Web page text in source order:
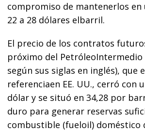
compromiso de mantenerlos en
22 a 28 dólares elbarril.
El precio de los contratos
próximo del PetróleoIntermedio
según sus siglas en inglés), que
referenciaen EE. UU., cerró con
dólar y se situó en 34,28 por
duro para generar reservas
combustible (fueloil) doméstico